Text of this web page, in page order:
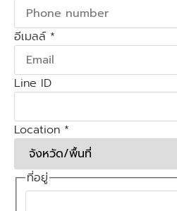
อีเมลล์ *
Line ID
Location *
ที่อยู่